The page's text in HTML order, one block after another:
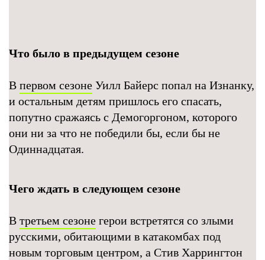
Что было в предыдущем сезоне
В первом сезоне Уилл Байерс попал на Изнанку,
и остальным детям пришлось его спасать,
попутно сражаясь с Демогоргоном, которого
они ни за что не победили бы, если бы не
Одиннадцатая.
Чего ждать в следующем сезоне
В третьем сезоне герои встретятся со злыми
русскими, обитающими в катакомбах под
новым торговым центром, а Стив Харрингтон